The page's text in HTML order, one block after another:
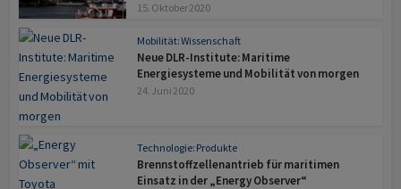
15. Oktober 2020
Mobilität: Wissenschaft
Neue DLR-Institute: Maritime
Energiesysteme und Mobilität von morgen
24. Juni 2020
Technologie: Produkte
Brennstoffzellenantrieb für maritimen
Einsatz in der „Energy Observer“